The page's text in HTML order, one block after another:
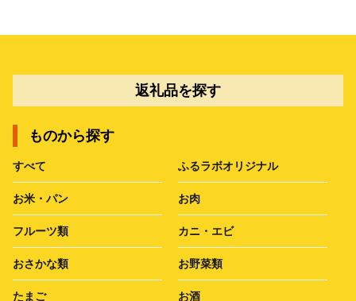
返礼品を探す
ものから探す
すべて ふるラボオリジナル
お米・パン お肉
フルーツ類 カニ・エビ
おさかな類 お野菜類
たまご お酒